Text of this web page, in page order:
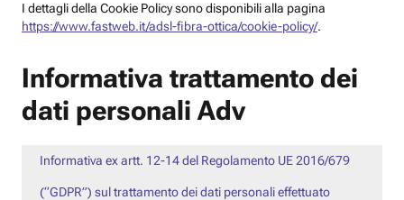
I dettagli della Cookie Policy sono disponibili alla pagina
https://www.fastweb.it/adsl-fibra-ottica/cookie-policy/.
Informativa trattamento dei
dati personali Adv
Informativa ex artt. 12-14 del Regolamento UE 2016/679
(“GDPR”) sul trattamento dei dati personali effettuato